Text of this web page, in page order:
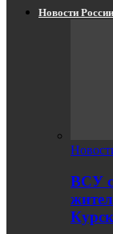
Новости России
ВСУ